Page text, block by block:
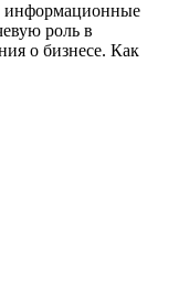
информационные
роль в
о бизнесе. Как